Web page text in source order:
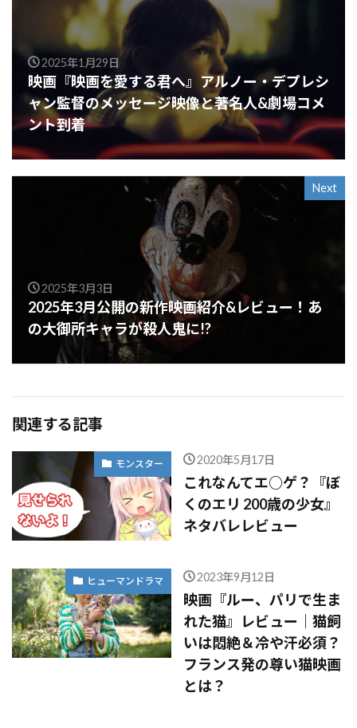
2025年1月29日
映画『映画を愛する君へ』アルノー・デプレシ
ャン監督のメッセージ映像と著名人&劇場コメ
ント到着
Next
2025年3月3日
2025年3月公開の新作映画紹介&レビュー！あ
の大御所キャラが殺人鬼に!?
関連する記事
モンスター 2020年5月17日
これなんてエ○ゲ？『ぼ
くのエリ 200歳の少女』
ネタバレレビュー
ヒューマンドラマ 2023年9月12日
映画『ルー、パリで生ま
れた猫』レビュー｜猫飼
いは悶絶＆冷や汗必須？
フランス発の尊い猫映画
とは？